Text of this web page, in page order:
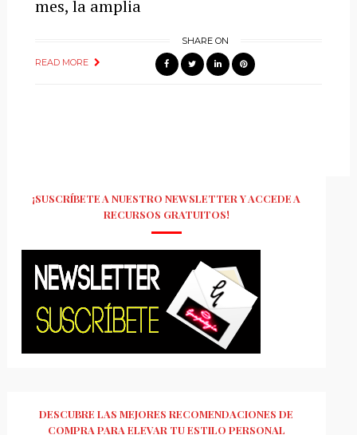
mes, la amplia
READ MORE
SHARE ON
¡SUSCRÍBETE A NUESTRO NEWSLETTER Y ACCEDE A
RECURSOS GRATUITOS!
DESCUBRE LAS MEJORES RECOMENDACIONES DE
COMPRA PARA ELEVAR TU ESTILO PERSONAL